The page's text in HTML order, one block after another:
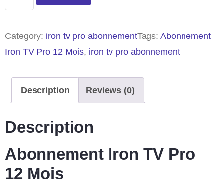
Category: iron tv pro abonnement​Tags: Abonnement
Iron TV Pro 12 Mois, iron tv pro abonnement​
Description Reviews (0)
Description
Abonnement Iron TV Pro
12 Mois